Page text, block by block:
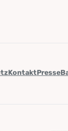
KontaktPresse